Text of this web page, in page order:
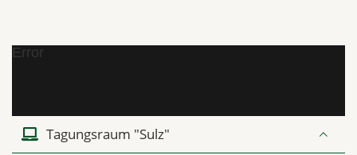
Error
Tagungsraum "Sulz"